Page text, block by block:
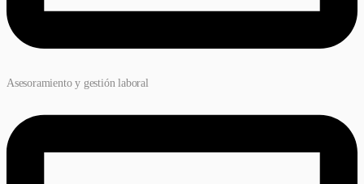
Asesoramiento y gestión laboral